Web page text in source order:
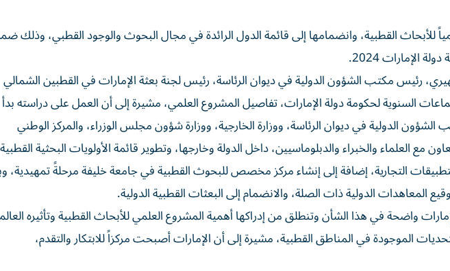
للأبحاث القطبية، وانضمامها إلى قائمة الدول الرائدة في مجال البحوث والوجود القطبي، وذلك
الإمارات 2024.
رئيس مكتب الشؤون الدولية في ديوان الرئاسة، رئيس لجنة بعثة الإمارات في القطبين الشمالي
السنوية لحكومة دولة الإمارات، تفاصيل المشروع العلمي، مشيرة إلى أن العمل على دراسته بدأ
الدولية في ديوان الرئاسة، ووزارة الخارجية، ووزارة شؤون مجلس الوزراء، والمركز الوطني
مع العلماء والخبراء والدبلوماسيين، داخل الدولة وخارجها، وتطوير قائمة الأولويات البحثية القطبية
التجارية، إضافة إلى إنشاء مركز مخصص للبحوث القطبية في جامعة خليفة مرحلةً تمهيدية،
المعاهدات الدولية ذات الصلة، والانضمام إلى البعثات القطبية الدولية.
واضحة في هذا الشأن وتنطلق من إدراكها أهمية المشروع العلمي للأبحاث القطبية وتأثيره
الموجودة في المناطق القطبية، مشيرة إلى أن الإمارات أصبحت مركزاً للابتكار والتقدم،